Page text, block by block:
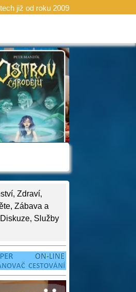
již od roku 2009
, Zdraví,
, Zábava a
Diskuze, Služby